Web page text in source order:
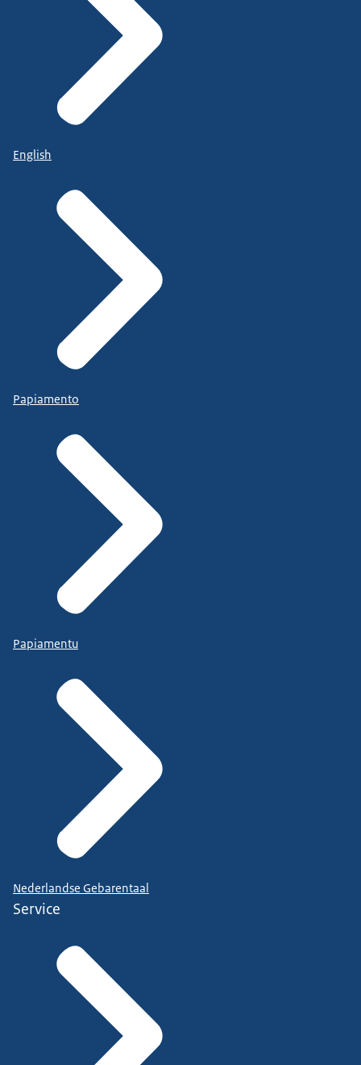
English
Papiamento
Papiamentu
Nederlandse Gebarentaal
Service